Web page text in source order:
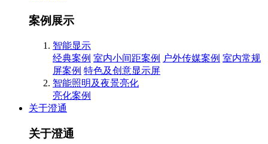
案例展示
智能显示
经典案例 室内小间距案例 户外传媒案例 室内常规
屏案例 特色及创意显示屏
智能照明及夜景亮化
亮化案例
关于澄通
关于澄通